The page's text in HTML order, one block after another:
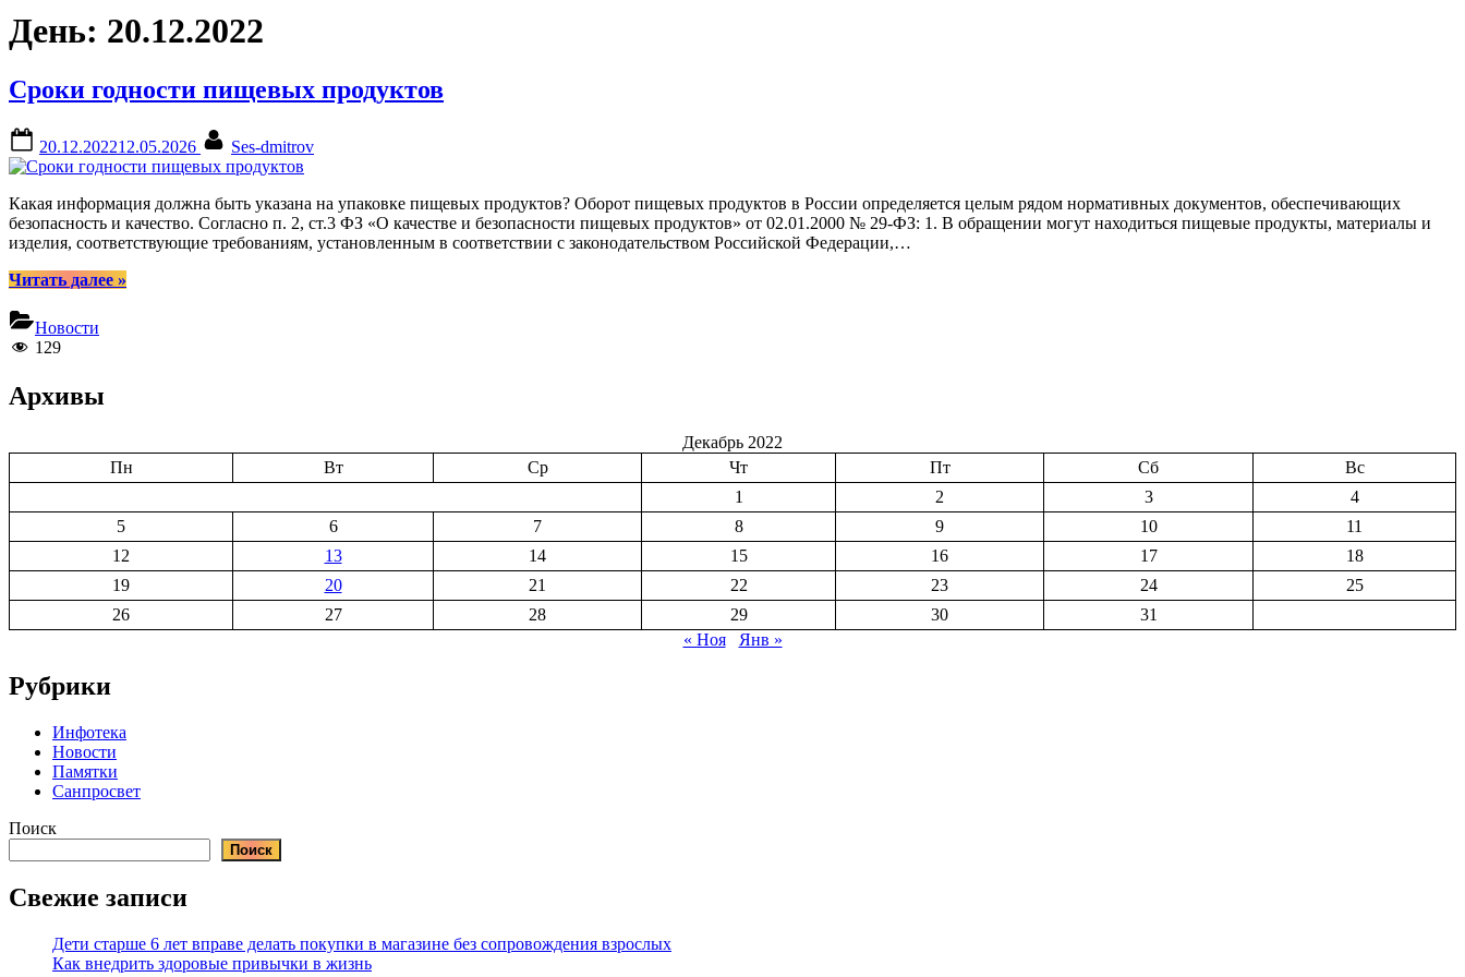
День: 20.12.2022
Сроки годности пищевых продуктов
on
20.12.202212.05.2026 Ses-dmitrov
Какая информация должна быть указана на упаковке пищевых продуктов? Оборот пищевых продуктов в России определяется целым рядом нормативных документов, обеспечивающих
безопасность и качество. Согласно п. 2, ст.3 ФЗ «О качестве и безопасности пищевых продуктов» от 02.01.2000 № 29-ФЗ: 1. В обращении могут находиться пищевые продукты, материалы и
изделия, соответствующие требованиям, установленным в соответствии с законодательством Российской Федерации,…
Читать далее“Сроки
»
Новости
129
Архивы
Декабрь 2022
Пн
Вт Ср Чт Пт Сб
Вс
1
2 3
4
5
6 7 8 9 10
11
12
13 14 15 16 17
18
19
20 21 22 23 24
25
26
27 28 29 30
31
« Ноя
Янв »
Рубрики
Инфотека
Новости
Памятки
Санпросвет
Поиск
Поиск
Свежие записи
Дети старше 6 лет вправе делать покупки в магазине без сопровождения взрослых
Как внедрить здоровые привычки в жизнь